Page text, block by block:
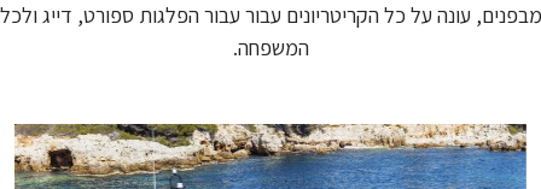
מבפנים, עונה על כל הקריטריונים עבור עבור הפלגות ספורט, דייג ולכל
המשפחה.